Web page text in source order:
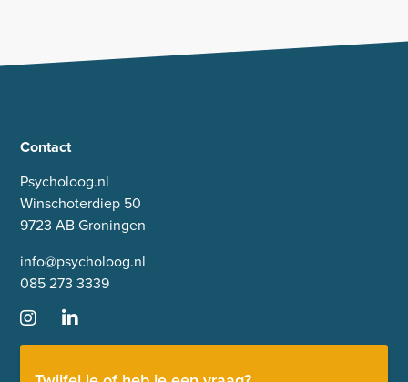
Contact
Psycholoog.nl
Winschoterdiep 50
9723 AB Groningen
info@psycholoog.nl
085 273 3339